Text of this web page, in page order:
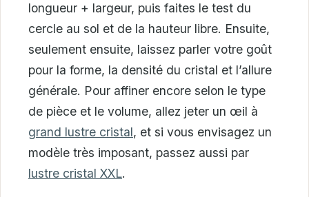
longueur + largeur, puis faites le test du
cercle au sol et de la hauteur libre. Ensuite,
seulement ensuite, laissez parler votre goût
pour la forme, la densité du cristal et l’allure
générale. Pour affiner encore selon le type
de pièce et le volume, allez jeter un œil à
grand lustre cristal, et si vous envisagez un
modèle très imposant, passez aussi par
lustre cristal XXL.